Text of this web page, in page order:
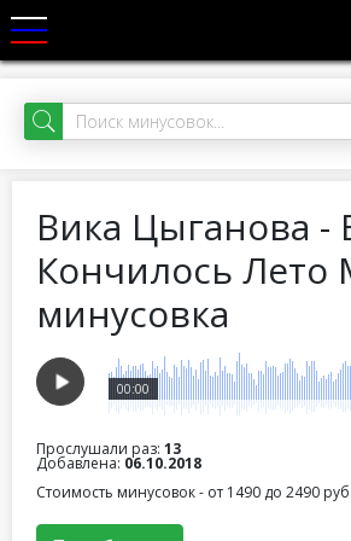
Вика Цыганова -
Кончилось Лето
минусовка
00:00
Прослушали раз: 13
Добавлена: 06.10.2018
Стоимость минусовок - от 1490 до 2490 руб.